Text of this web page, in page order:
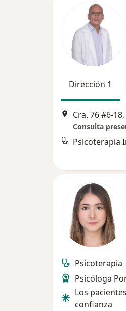
Dirección 1
Cra. 76 #6-18,
Psicoterapia
Psicoterapia
Psicóloga
Los
confianza